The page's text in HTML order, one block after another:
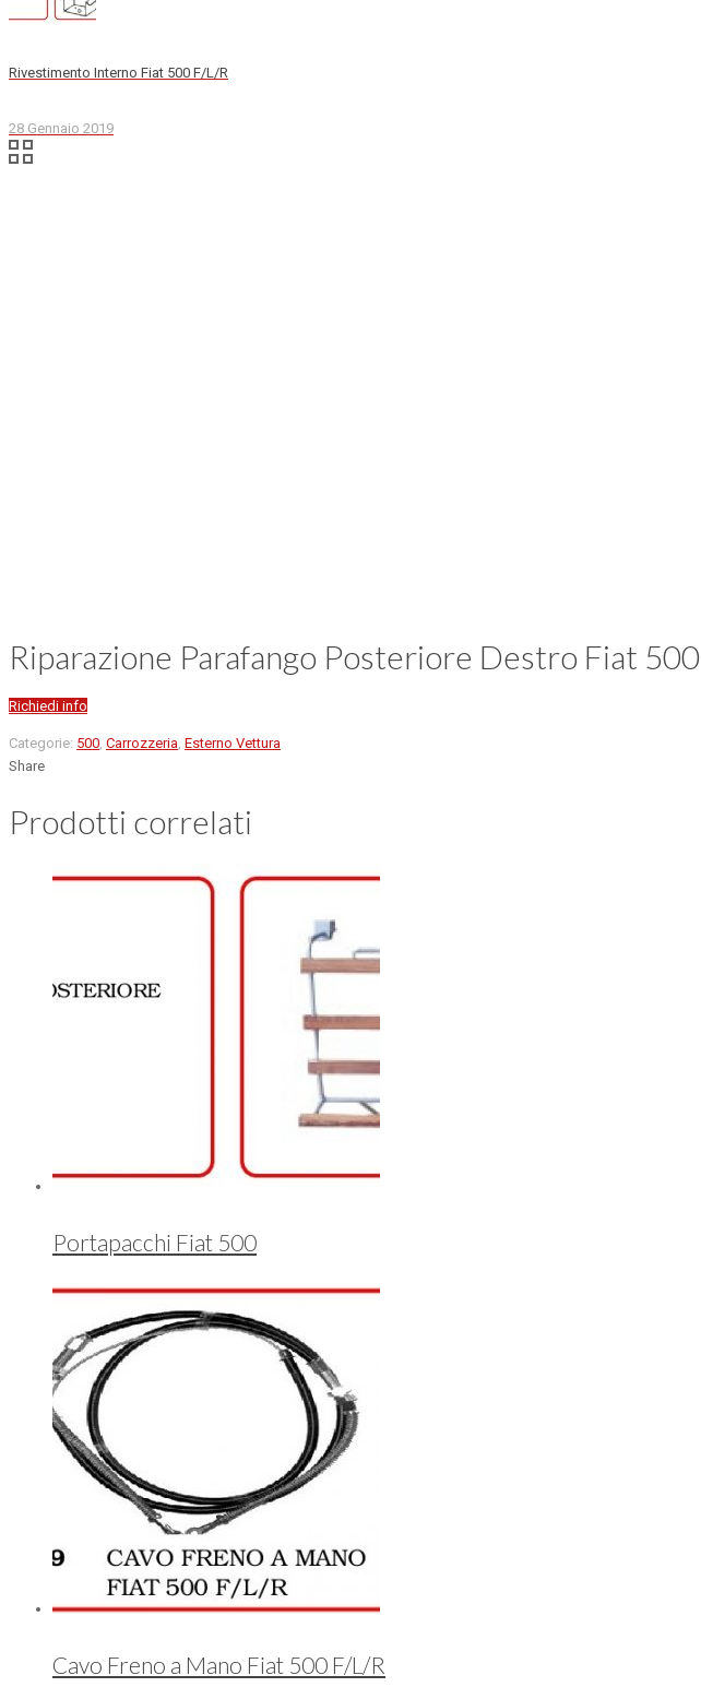
Rivestimento Interno Fiat 500 F/L/R
28 Gennaio 2019
Riparazione Parafango Posteriore Destro Fiat 500
Richiedi info
Categorie: 500 Carrozzeria Esterno Vettura
Share
Prodotti correlati
Portapacchi Fiat 500
Cavo Freno a Mano Fiat 500 F/L/R